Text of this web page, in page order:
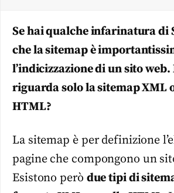
Se hai qualche infarinatura di
che la sitemap è
l’indicizzazione di un sito web.
riguarda solo la sitemap XML
HTML?
La sitemap è per definizione
pagine che compongono un
Esistono però due tipi di